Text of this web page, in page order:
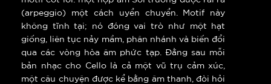
(arpeggio) một cách uyển chuyển. Motif này
không tĩnh tại; nó đóng vai trò như một hạt
giống, liên tục nảy mầm, phân nhánh và biến đổi
qua các vòng hòa âm phức tạp. Đằng sau mỗi
bản nhạc cho Cello là cả một vũ trụ cảm xúc,
một câu chuyện được kể bằng âm thanh, đòi hỏi